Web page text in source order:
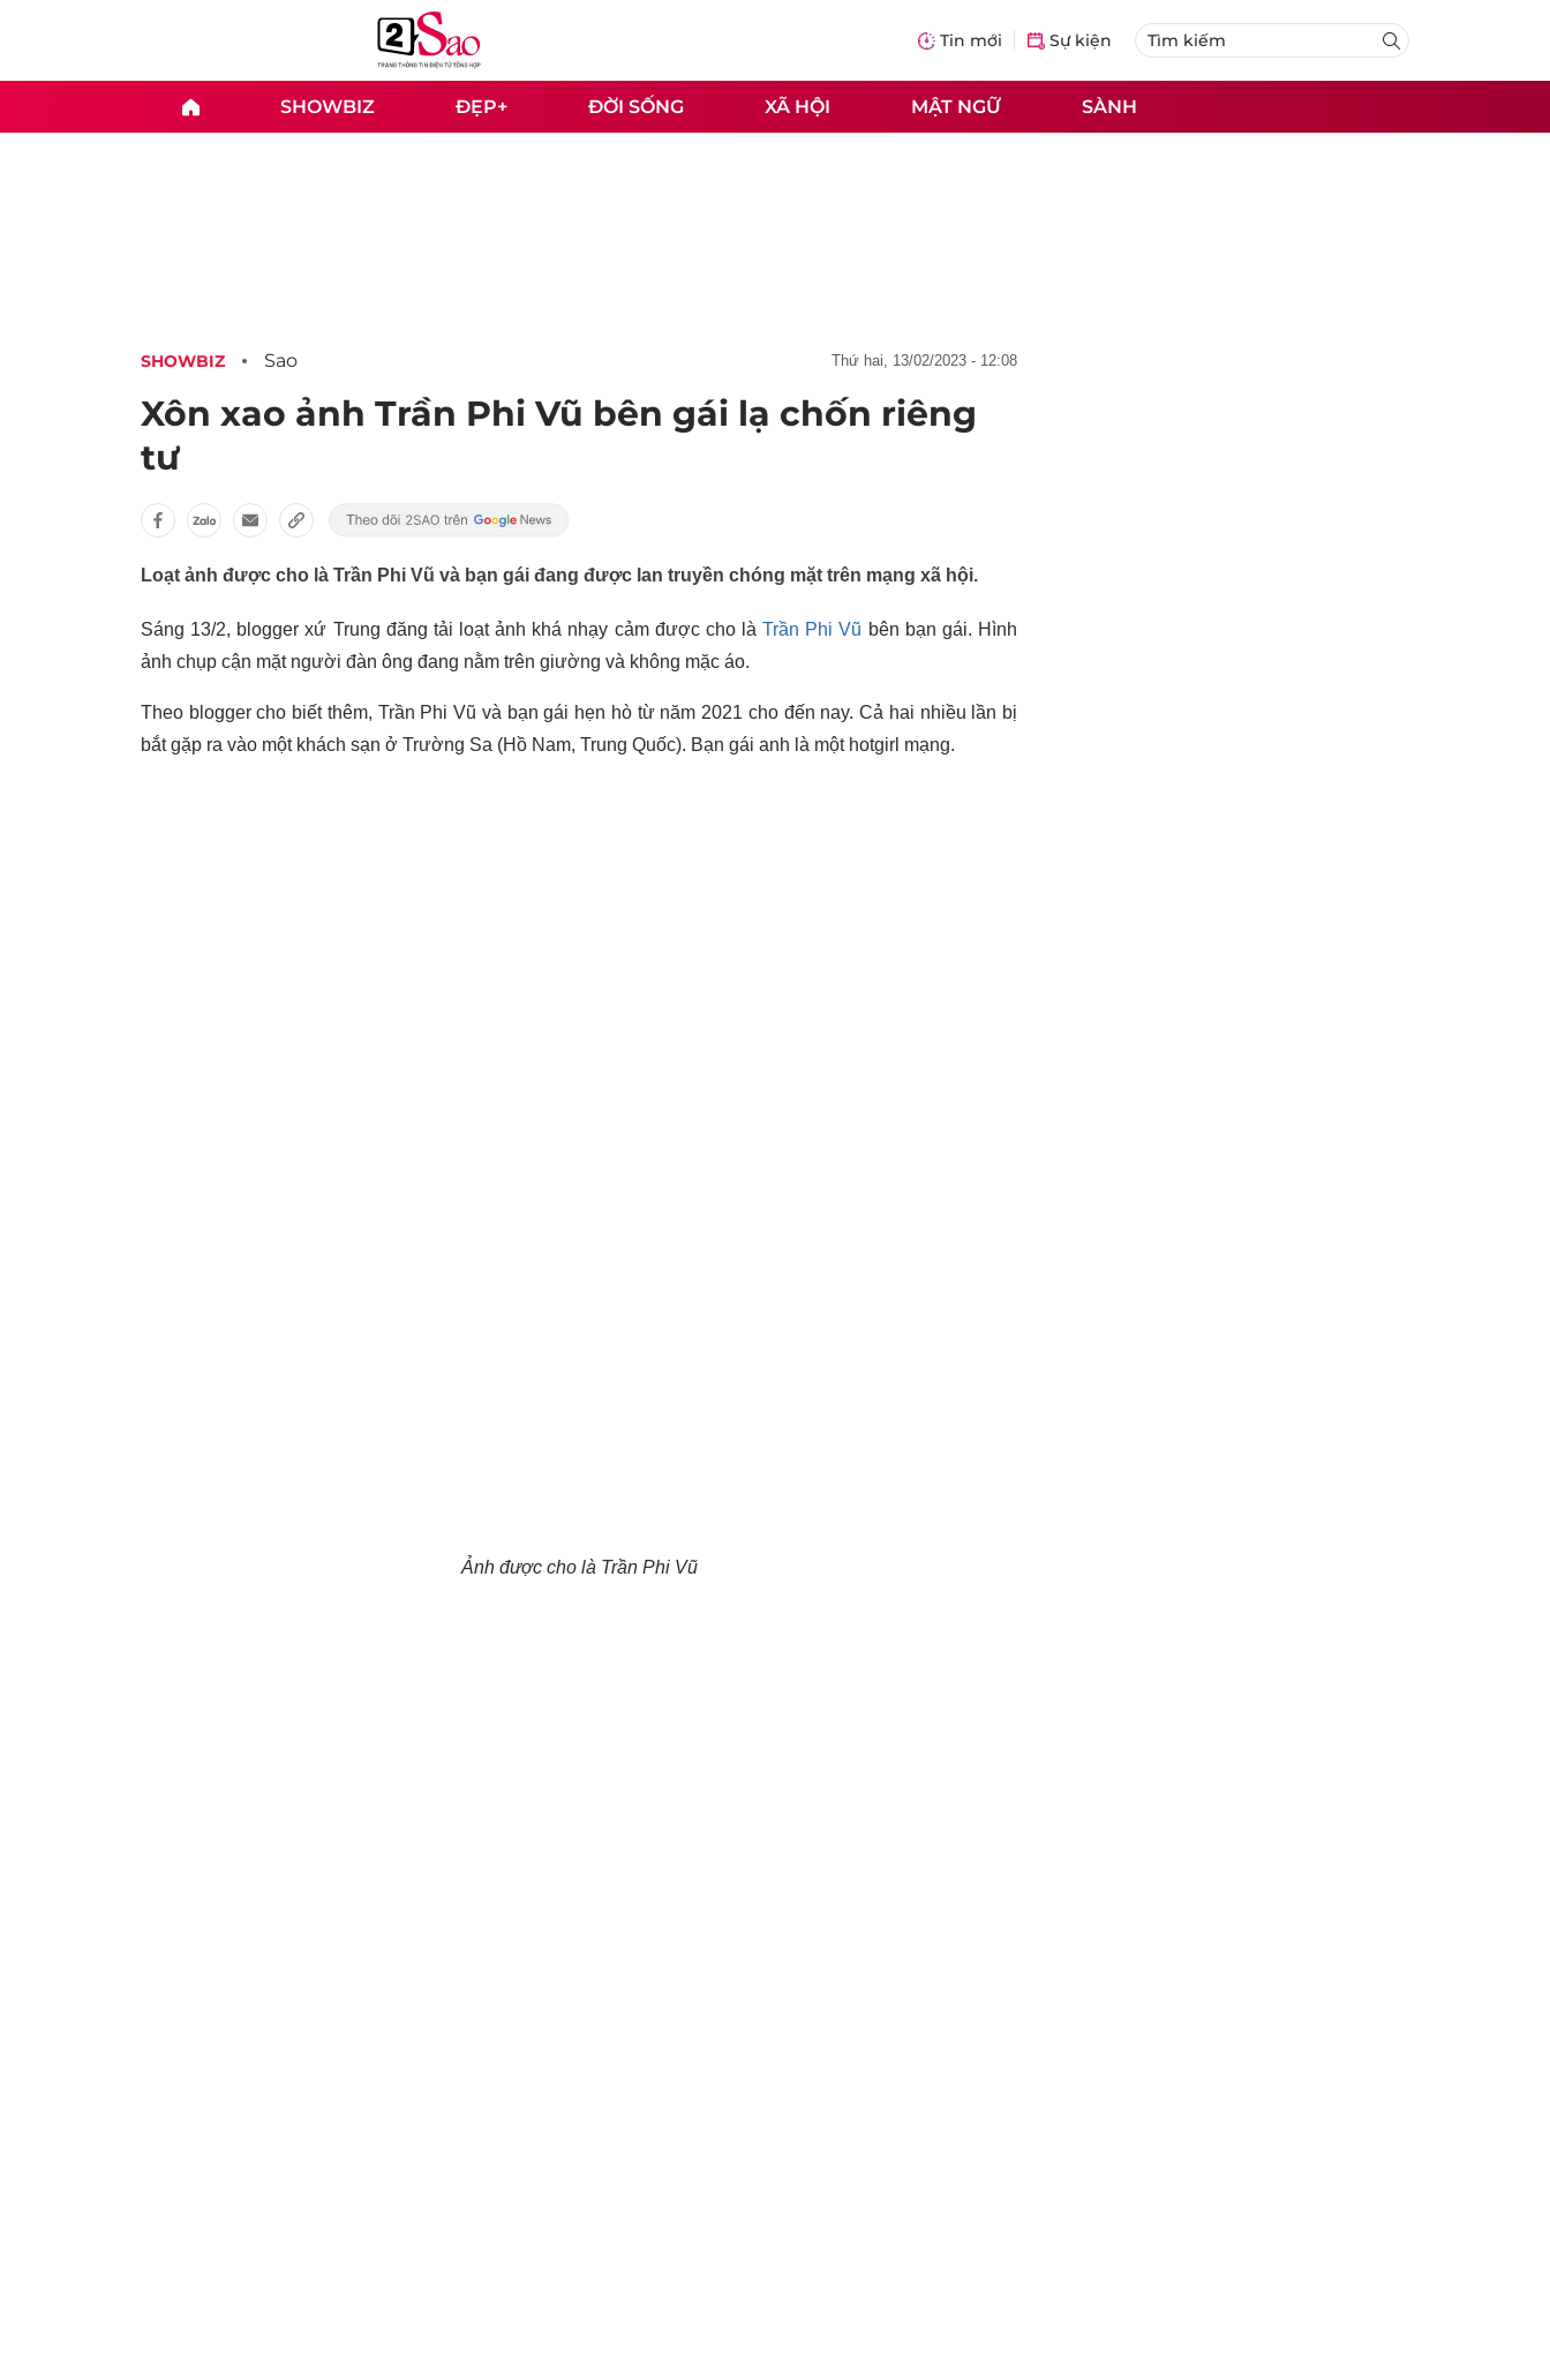
Tin mới Sự kiện
SHOWBIZ ĐẸP+ ĐỜI SỐNG XÃ HỘI MẬT NGỮ SÀNH
SHOWBIZ Sao thứ hai, 13/02/2023 - 12:08
Xôn xao ảnh Trần Phi Vũ bên gái lạ chốn riêng
tư
Loạt ảnh được cho là Trần Phi Vũ và bạn gái đang được lan truyền chóng mặt trên mạng xã hội.
Sáng 13/2, blogger xứ Trung đăng tải loạt ảnh khá nhạy cảm được cho làTrần Phi Vũ bên bạn gái. Hình
ảnh chụp cận mặt người đàn ông đang nằm trên giường và không mặc áo.
Theo blogger cho biết thêm, Trần Phi Vũ và bạn gái hẹn hò từ năm 2021 cho đến nay. Cả hai nhiều lần bị
bắt gặp ra vào một khách sạn ở Trường Sa (Hồ Nam, Trung Quốc). Bạn gái anh là một hotgirl mạng.
Ảnh được cho là Trần Phi Vũ